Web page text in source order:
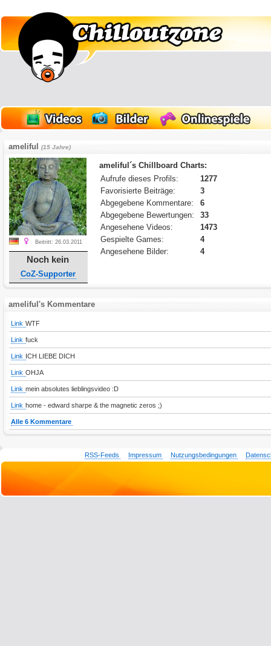
ameliful(15 Jahre)
Beitritt: 26.03.2011
Noch kein
CoZ-Supporter
ameliful´s Chillboard Charts:
Aufrufe dieses Profils:
1277
Favorisierte Beiträge:
3
Abgegebene Kommentare:
6
Abgegebene Bewertungen:
33
Angesehene Videos:
1473
Gespielte Games:
4
Angesehene Bilder:
4
ameliful's Kommentare
Link WTF
Link fuck
Link ICH LIEBE DICH
Link OHJA
Link mein absolutes lieblingsvideo :D
Link home - edward sharpe & the magnetic zeros ;)
Alle 6 Kommentare
RSS-Feeds Impressum Nutzungsbedingungen